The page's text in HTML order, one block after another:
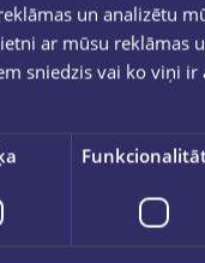
un analizētu
ar mūsu reklāmas
sniedzis vai ko viņi